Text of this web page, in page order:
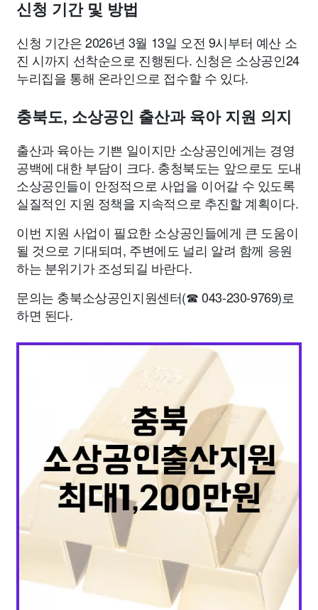
신청 기간 및 방법
신청 기간은 2026년 3월 13일 오전 9시부터 예산 소
진 시까지 선착순으로 진행된다. 신청은 소상공인24
누리집을 통해 온라인으로 접수할 수 있다.
충북도, 소상공인 출산과 육아 지원 의지
출산과 육아는 기쁜 일이지만 소상공인에게는 경영
공백에 대한 부담이 크다. 충청북도는 앞으로도 도내
소상공인들이 안정적으로 사업을 이어갈 수 있도록
실질적인 지원 정책을 지속적으로 추진할 계획이다.
이번 지원 사업이 필요한 소상공인들에게 큰 도움이
될 것으로 기대되며, 주변에도 널리 알려 함께 응원
하는 분위기가 조성되길 바란다.
문의는 충북소상공인지원센터(☎ 043-230-9769)로
하면 된다.